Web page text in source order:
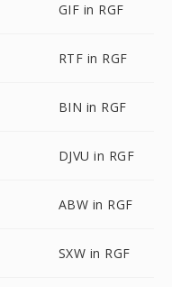
GIF in RGF
RTF in RGF
BIN in RGF
DJVU in RGF
ABW in RGF
SXW in RGF